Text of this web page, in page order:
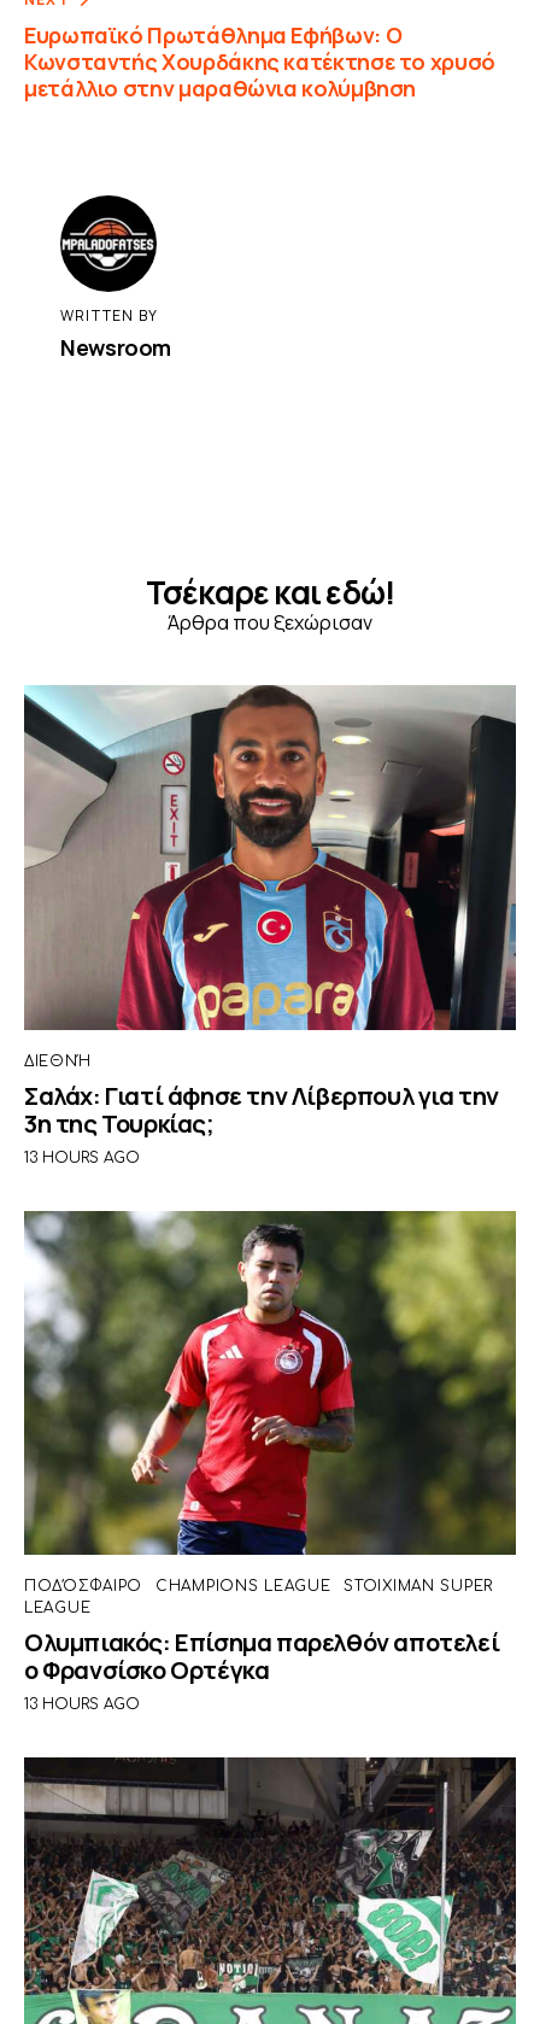
Ευρωπαϊκό Πρωτάθλημα Εφήβων: Ο
Κωνσταντής Χουρδάκης κατέκτησε το χρυσό
μετάλλιο στην μαραθώνια κολύμβηση
WRITTEN BY
Newsroom
Τσέκαρε και εδώ!
Άρθρα που ξεχώρισαν
ΔΙΕΘΝΉ
Σαλάχ: Γιατί άφησε την Λίβερπουλ για την
3η της Τουρκίας;
13 HOURS AGO
ΠΟΔΌΣΦΑΙΡΟ CHAMPIONS LEAGUE
STOIXIMAN SUPER
LEAGUE
Ολυμπιακός: Επίσημα παρελθόν αποτελεί
ο Φρανσίσκο Ορτέγκα
13 HOURS AGO